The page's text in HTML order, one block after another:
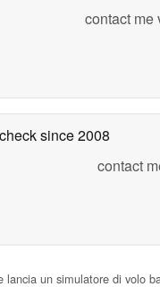
contact me
since 2008
contact
un simulatore di volo